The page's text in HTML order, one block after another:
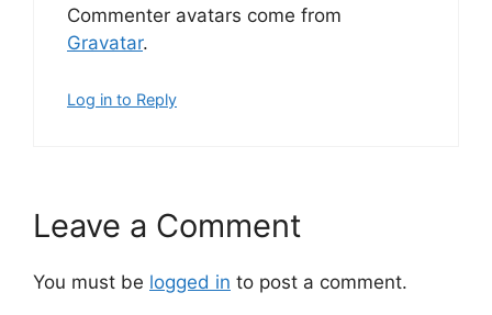
Commenter avatars come from
Gravatar.
Log in to Reply
Leave a Comment
You must be logged in to post a comment.